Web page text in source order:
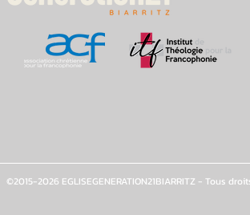
©2015-2026 EGLISEGENERATION21BIARRITZ - Tous